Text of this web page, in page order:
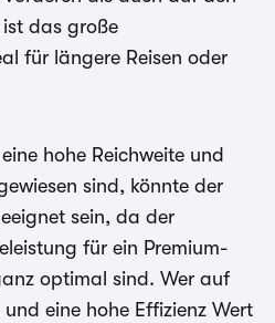
ist das große
für längere Reisen oder
hohe Reichweite und
sind, könnte der
sein, da der
für ein Premium-
optimal sind. Wer auf
eine hohe Effizienz Wert